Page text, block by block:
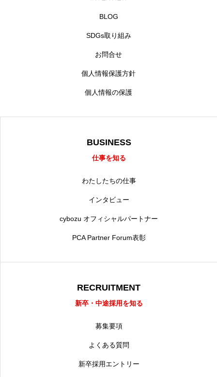
BLOG
SDGs取り組み
お問合せ
個人情報保護方針
個人情報の保護
BUSINESS
仕事を知る
わたしたちの仕事
インタビュー
cybozu オフィシャルパートナー
PCA Partner Forum表彰
RECRUITMENT
新卒・中途採用を知る
募集要項
よくある質問
新卒採用エントリー